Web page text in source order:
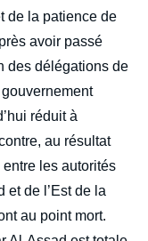
de la patience de
avoir passé
des délégations de
réduit à
au résultat
les autorités
et de l’Est de la
au point mort.